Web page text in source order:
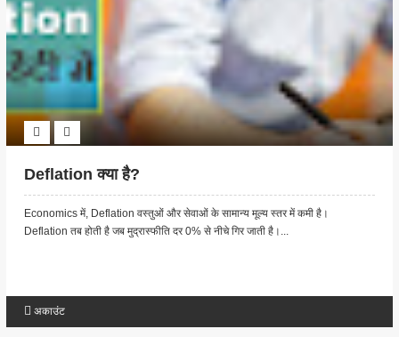
Deflation क्या है?
Economics में, Deflation वस्तुओं और सेवाओं के सामान्य मूल्य स्तर में कमी है।
Deflation तब होती है जब मुद्रास्फीति दर 0% से नीचे गिर जाती है।...
अकाउंट